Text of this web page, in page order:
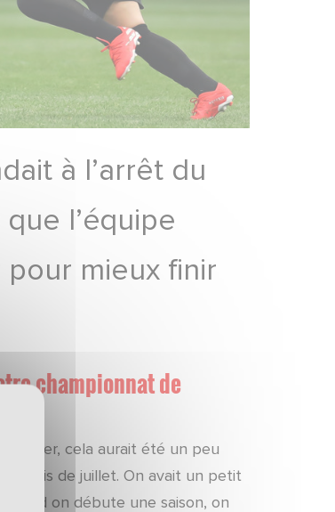
à l’arrêt du
l’équipe
mieux finir
championnat de
cela aurait été un peu
mois de juillet. On avait un petit
Quand on débute une saison, on